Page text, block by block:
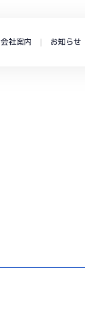
会社案内 お知らせ